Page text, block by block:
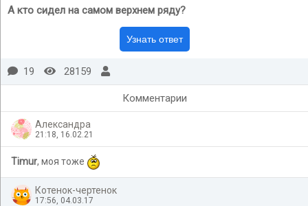
А кто сидел на самом верхнем ряду?
19 28159
Комментарии
Александра
21:18, 16.02.21
Timur, моя тоже
Котенок-чертенок
17:56, 04.03.17